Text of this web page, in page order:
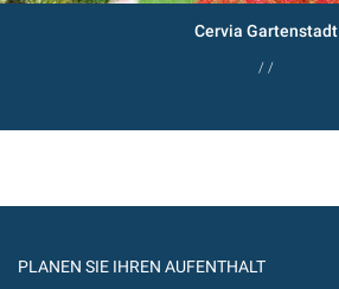
Cervia Gartenstadt
/ /
PLANEN SIE IHREN AUFENTHALT